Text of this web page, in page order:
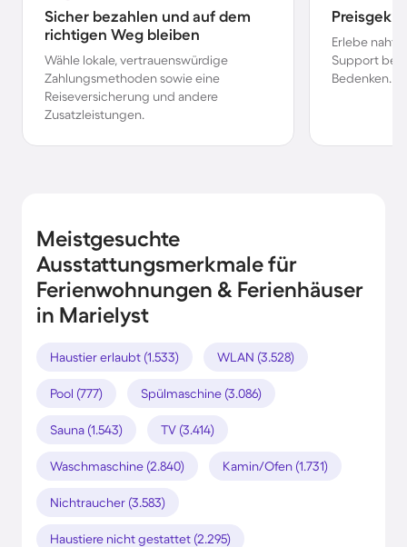
Sicher bezahlen und auf dem
richtigen Weg bleiben
Wähle lokale, vertrauenswürdige
Zahlungsmethoden sowie eine
Reiseversicherung und andere
Zusatzleistungen.
Erlebe
Support bei
Bedenken.
Meistgesuchte
Ausstattungsmerkmale für
Ferienwohnungen & Ferienhäuser
in Marielyst
Haustier erlaubt (1.533) WLAN (3.528)
Pool (777) Spülmaschine (3.086)
Sauna (1.543) TV (3.414)
Waschmaschine (2.840) Kamin/Ofen (1.731)
Nichtraucher (3.583)
Haustiere nicht gestattet (2.295)